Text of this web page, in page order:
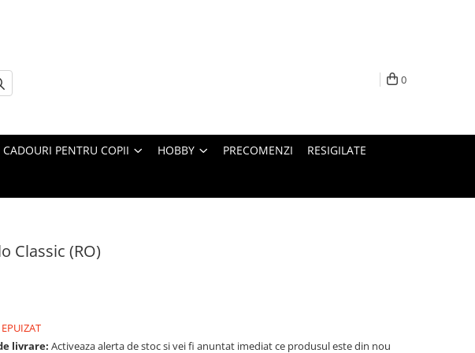
0
CADOURI PENTRU COPII HOBBY PRECOMENZI RESIGILATE
Classic (RO)
livrare: Activeaza alerta de stoc si vei fi anuntat imediat ce produsul este din nou